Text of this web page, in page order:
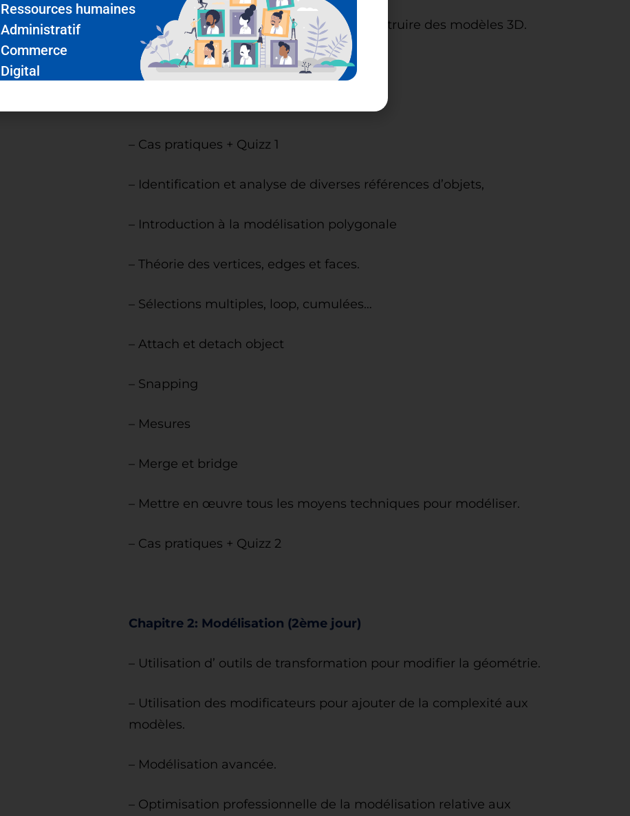
– Création de formes primitives pour construire des modèles 3D.
– position, rotation et scale des objets.
– Cas pratiques + Quizz 1
– Identification et analyse de diverses références d’objets,
– Introduction à la modélisation polygonale
– Théorie des vertices, edges et faces.
– Sélections multiples, loop, cumulées…
– Attach et detach object
– Snapping
– Mesures
– Merge et bridge
– Mettre en œuvre tous les moyens techniques pour modéliser.
– Cas pratiques + Quizz 2
Chapitre 2: Modélisation (2ème jour)
– Utilisation d’ outils de transformation pour modifier la géométrie.
– Utilisation des modificateurs pour ajouter de la complexité aux
modèles.
– Modélisation avancée.
– Optimisation professionnelle de la modélisation relative aux
Ressources humaines
Administratif
Commerce
Digital